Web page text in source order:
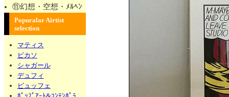
⑪幻想・空想・ﾒﾙﾍﾝ
Popuralar Airtist
selection
マティス
ピカソ
シャガール
デュフィ
ビュッフェ